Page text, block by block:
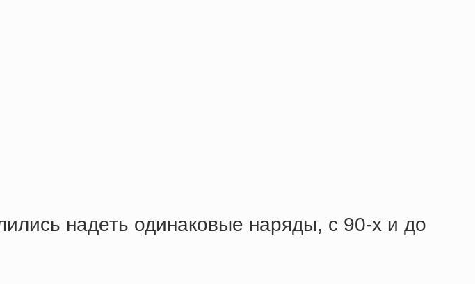
надеть одинаковые наряды, с 90-х и до